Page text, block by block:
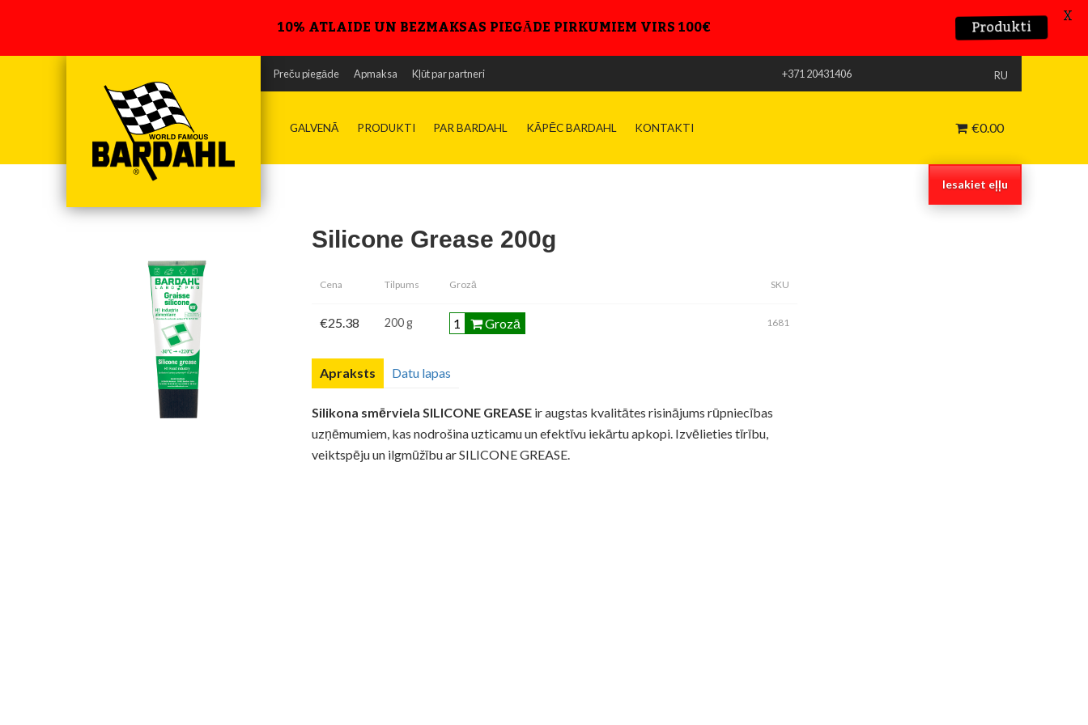
Preču piegāde Apmaksa Kļūt par partneri +371 20431406 RU
Iesakiet eļļu
GALVENĀ PRODUKTI PAR BARDAHL KĀPĒC BARDAHL KONTAKTI €0.00
Silicone Grease 200g
Cena Tilpums Grozā SKU
€25.38 200 g Grozā 1681
Apraksts Datu lapas
Silikona smērviela SILICONE GREASEir augstas kvalitātes risinājums rūpniecības
uzņēmumiem, kas nodrošina uzticamu un efektīvu iekārtu apkopi. Izvēlieties tīrību,
veiktspēju un ilgmūžību ar SILICONE GREASE.
10% ATLAIDE UN BEZMAKSAS PIEGĀDE PIRKUMIEM VIRS 100€ Produkti X